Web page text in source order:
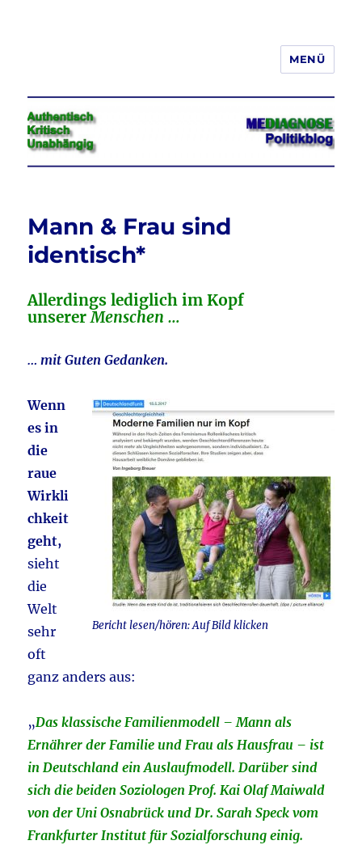
Jeder hat das Recht, seine
Meinung in Wort, Schrift und Bild
frei zu äußern und zu verbreiten
MENÜ
Mann & Frau sind
identisch*
Allerdings lediglich im Kopf
unsererMenschen …
… mit Guten Gedanken.
Bericht lesen/hören: Auf Bild klicken
Wenn
es in
die
raue
Wirkli
chkeit
geht,
sieht
die
Welt
sehr
oft
ganz anders aus:
„Das klassische Familienmodell – Mann als
Ernährer der Familie und Frau als Hausfrau – ist
in Deutschland ein Auslaufmodell. Darüber sind
sich die beiden Soziologen Prof. Kai Olaf Maiwald
von der Uni Osnabrück und Dr. Sarah Speck vom
Frankfurter Institut für Sozialforschung einig.